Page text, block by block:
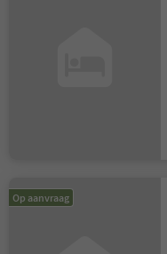
Op aanvraag